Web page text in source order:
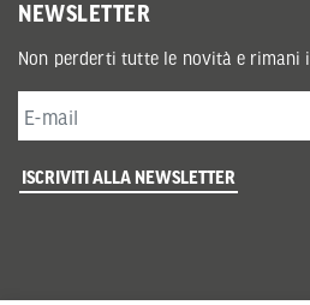
NEWSLETTER
Non perderti tutte le novità e rimani
ISCRIVITI ALLA NEWSLETTER